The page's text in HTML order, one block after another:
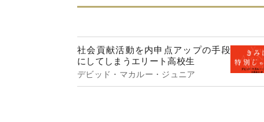
社会貢献活動を内申点アップの手段
にしてしまうエリート高校生
デビッド・マカルー・ジュニア